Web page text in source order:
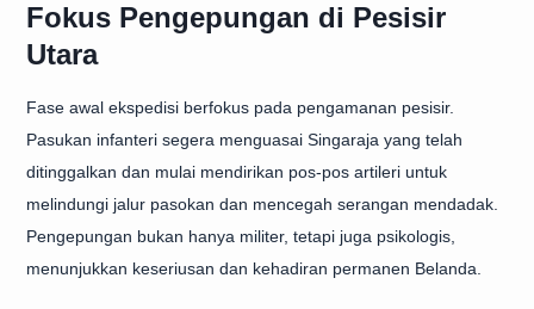
Fokus Pengepungan di Pesisir
Utara
Fase awal ekspedisi berfokus pada pengamanan pesisir.
Pasukan infanteri segera menguasai Singaraja yang telah
ditinggalkan dan mulai mendirikan pos-pos artileri untuk
melindungi jalur pasokan dan mencegah serangan mendadak.
Pengepungan bukan hanya militer, tetapi juga psikologis,
menunjukkan keseriusan dan kehadiran permanen Belanda.